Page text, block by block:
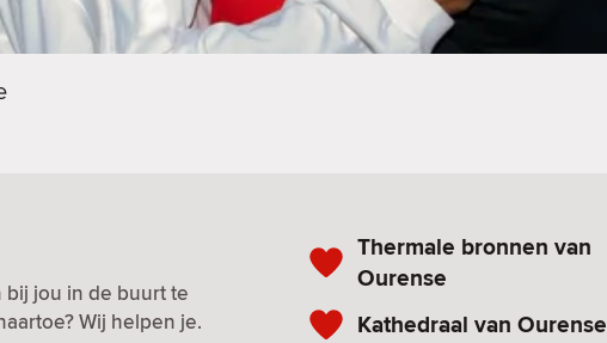
jou in de buurt te
Wij helpen je.
Thermale bronnen van
Ourense
Kathedraal van Ourense